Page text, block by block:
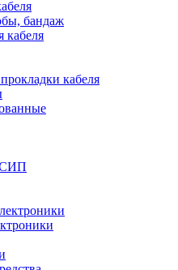
бандаж
кабеля
кабеля
СИП